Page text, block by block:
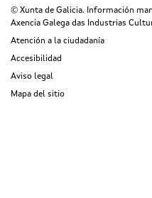
© Xunta de Galicia. Información
Axencia Galega das Industrias
Atención a la ciudadanía
Accesibilidad
Aviso legal
Mapa del sitio